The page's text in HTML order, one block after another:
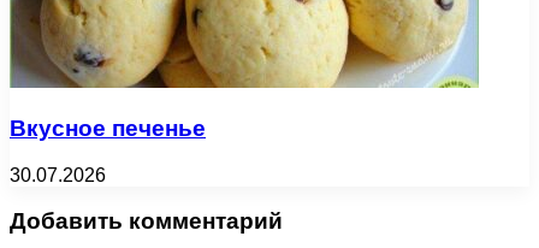
Вкусное печенье
30.07.2026
Добавить комментарий